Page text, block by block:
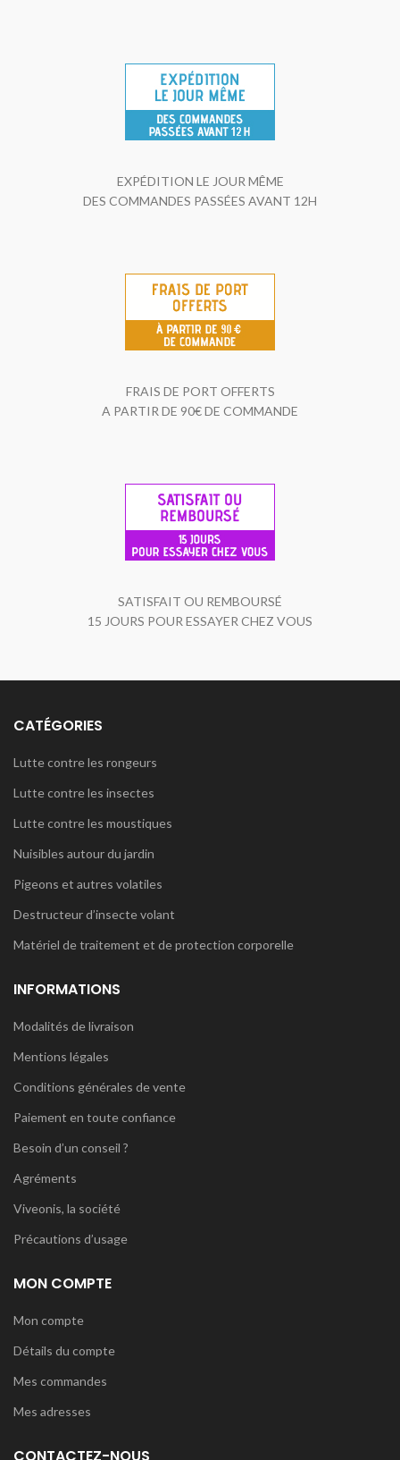
EXPÉDITION LE JOUR MÊME
DES COMMANDES PASSÉES AVANT 12H
FRAIS DE PORT OFFERTS
A PARTIR DE 90€ DE COMMANDE
SATISFAIT OU REMBOURSÉ
15 JOURS POUR ESSAYER CHEZ VOUS
CATÉGORIES
Lutte contre les rongeurs
Lutte contre les insectes
Lutte contre les moustiques
Nuisibles autour du jardin
Pigeons et autres volatiles
Destructeur d’insecte volant
Matériel de traitement et de protection corporelle
INFORMATIONS
Modalités de livraison
Mentions légales
Conditions générales de vente
Paiement en toute confiance
Besoin d’un conseil ?
Agréments
Viveonis, la société
Précautions d’usage
MON COMPTE
Mon compte
Détails du compte
Mes commandes
Mes adresses